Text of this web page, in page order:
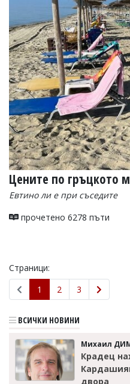
Цените по гръцкото
Евтино ли е при съседите
прочетено 6278 пъти
Страници:
1
2 3
ВСИЧКИ НОВИНИ
Михаил
Крадец
двора